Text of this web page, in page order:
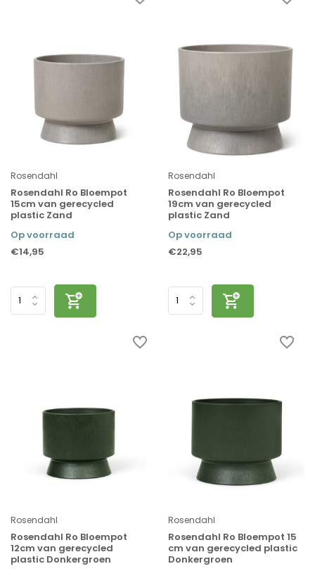
Rosendahl
Rosendahl Ro Bloempot
15cm van gerecycled
plastic Zand
Op voorraad
€14,95
Rosendahl
Rosendahl Ro Bloempot
19cm van gerecycled
plastic Zand
Op voorraad
€22,95
Rosendahl
Rosendahl Ro Bloempot
12cm van gerecycled
plastic Donkergroen
Rosendahl
Rosendahl Ro Bloempot 15
cm van gerecycled plastic
Donkergroen